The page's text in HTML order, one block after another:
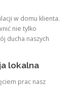
w domu klienta.
nie tylko
ducha naszych
lokalna
prac nasz